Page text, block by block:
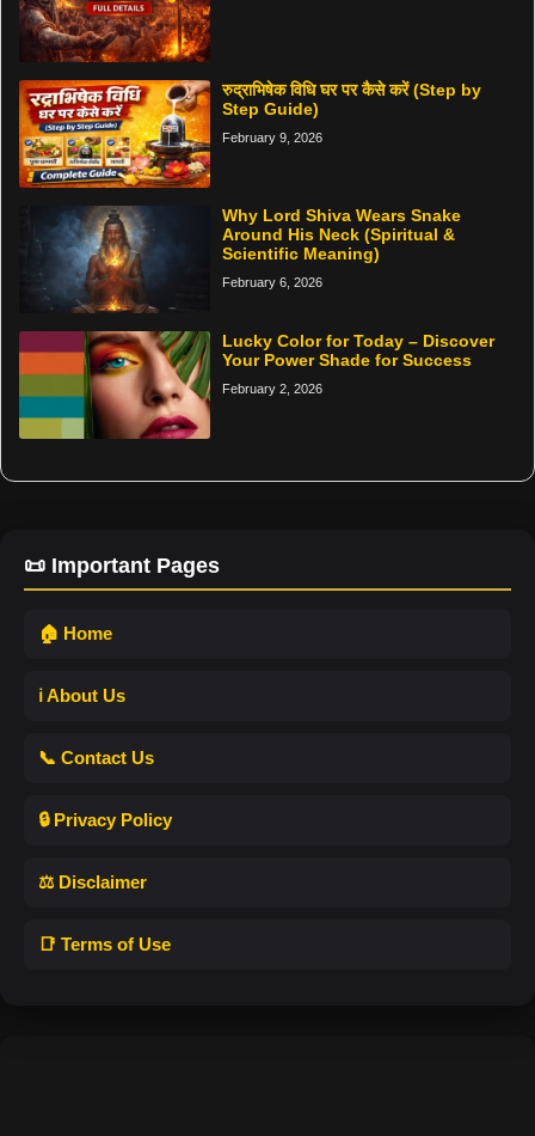
रुद्राभिषेक विधि घर पर कैसे करें (Step by
Step Guide)
February 9, 2026
Why Lord Shiva Wears Snake
Around His Neck (Spiritual &
Scientific Meaning)
February 6, 2026
Lucky Color for Today – Discover
Your Power Shade for Success
February 2, 2026
📜 Important Pages
🏠 Home
ℹ️ About Us
📞 Contact Us
🔒 Privacy Policy
⚖️ Disclaimer
📑 Terms of Use